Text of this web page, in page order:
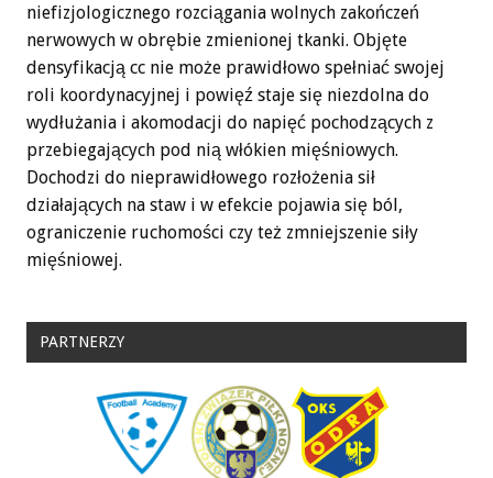
niefizjologicznego rozciągania wolnych zakończeń
nerwowych w obrębie zmienionej tkanki. Objęte
densyfikacją cc nie może prawidłowo spełniać swojej
roli koordynacyjnej i powięź staje się niezdolna do
wydłużania i akomodacji do napięć pochodzących z
przebiegających pod nią włókien mięśniowych.
Dochodzi do nieprawidłowego rozłożenia sił
działających na staw i w efekcie pojawia się ból,
ograniczenie ruchomości czy też zmniejszenie siły
mięśniowej.
PARTNERZY